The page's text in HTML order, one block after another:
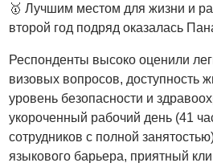
🥇 Лучшим местом для жизни и
второй год подряд оказалась
Респонденты высоко оценили
визовых вопросов, доступность
уровень безопасности и
укороченный рабочий день (41
сотрудников с полной
языкового барьера, приятный